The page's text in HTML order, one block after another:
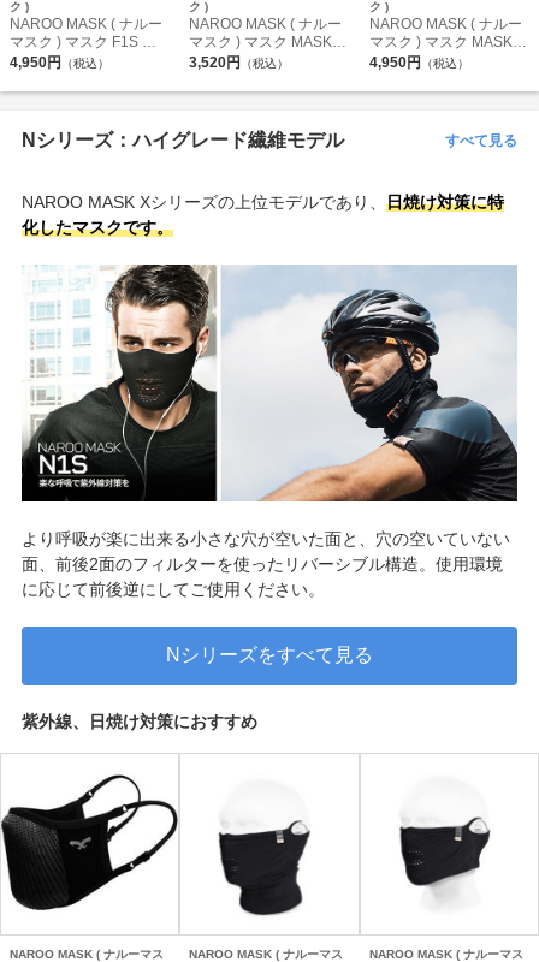
ク )
NAROO MASK ( ナルー
マスク ) マスク F1S ブ
ラック F
4,950円 （税込）
ク )
NAROO MASK ( ナルー
マスク ) マスク MASK (
マスク ) F5S ミント
3,520円 （税込）
ク )
NAROO MASK ( ナルー
マスク ) マスク MASK (
マスク ) F1S ホワイト F
4,950円 （税込）
Nシリーズ：ハイグレード繊維モデル すべて見る
NAROO MASK Xシリーズの上位モデルであり、 日焼け対策に特
化したマスクです。
より呼吸が楽に出来る小さな穴が空いた面と、穴の空いていない
面、前後2面のフィルターを使ったリバーシブル構造。使用環境
に応じて前後逆にしてご使用ください。
Nシリーズをすべて見る
紫外線、日焼け対策におすすめ
NAROO MASK ( ナルーマス
NAROO MASK ( ナルーマス
NAROO MASK ( ナルーマス